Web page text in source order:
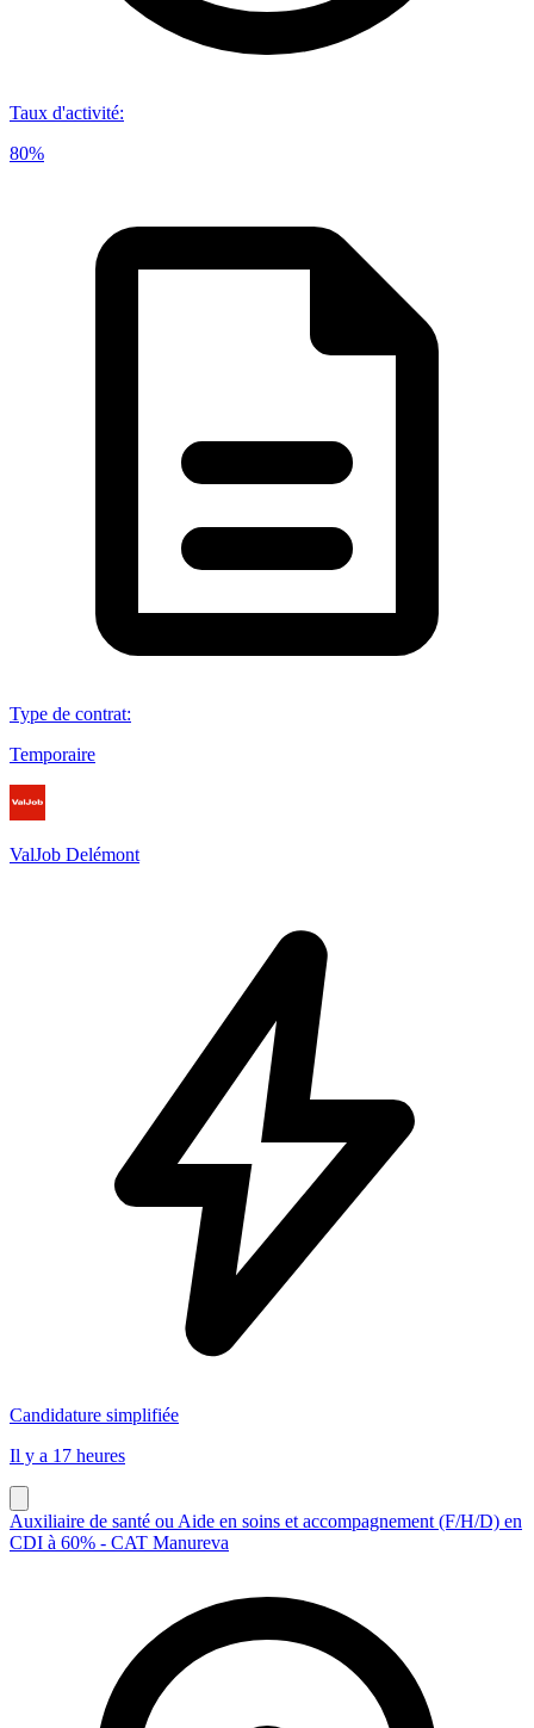
Taux d'activité:
80%
Type de contrat:
Temporaire
ValJob Delémont
Candidature simplifiée
Il y a 17 heures
Auxiliaire de santé ou Aide en soins et accompagnement (F/H/D) en
CDI à 60% - CAT Manureva